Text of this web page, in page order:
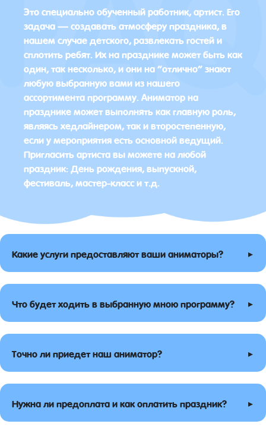
Это специально обученный работник, артист. Его
задача — создавать атмосферу праздника, в
нашем случае детского, развлекать гостей и
сплотить ребят. Их на празднике может быть как
один, так несколько, и они на “отлично” знают
любую выбранную вами из нашего
ассортимента программу. Аниматор на
празднике может выполнять как главную роль,
являясь хедлайнером, так и второстепенную,
если у мероприятия есть основной ведущий.
Пригласить артиста вы можете на любой
праздник: День рождения, выпускной,
фестиваль, мастер-класс и т.д.
Какие услуги предоставляют ваши аниматоры? ▸
Что будет ходить в выбранную мною программу? ▸
Точно ли приедет наш аниматор? ▸
Нужна ли предоплата и как оплатить праздник? ▸